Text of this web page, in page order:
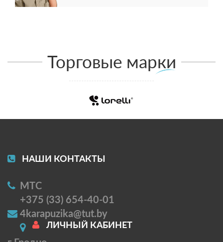
Торговые марки
НАШИ КОНТАКТЫ
МТС
+375 (33) 654-40-01
4karapuzika@tut.by
ЛИЧНЫЙ КАБИНЕТ